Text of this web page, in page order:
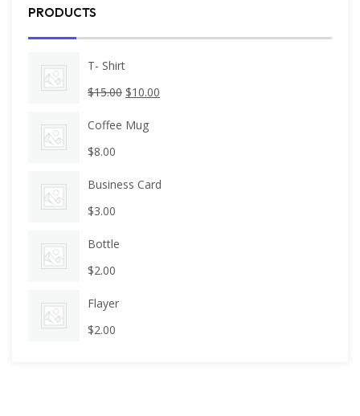
PRODUCTS
T- Shirt
$15.00 $10.00
Coffee Mug
$8.00
Business Card
$3.00
Bottle
$2.00
Flayer
$2.00